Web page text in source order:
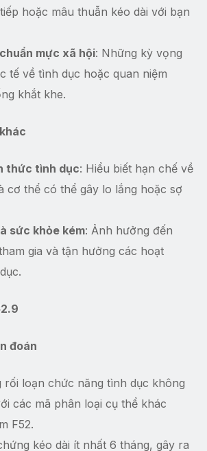
hoặc mâu thuẫn kéo dài với bạn
mực xã hội: Những kỳ vọng
tế về tình dục hoặc quan niệm
khắt khe.
thức tình dục: Hiểu biết hạn chế về
cơ thể có thể gây lo lắng hoặc sợ
sức khỏe kém: Ảnh hưởng đến
gia và tận hưởng các hoạt
đoán
rối loạn chức năng tình dục không
các mã phân loại cụ thể khác
F52.
kéo dài ít nhất 6 tháng, gây ra